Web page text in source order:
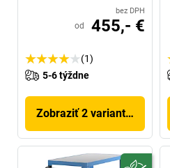
bez DPH
od 455,- €
(1)
5-6 týždne
Zobraziť 2 variantov